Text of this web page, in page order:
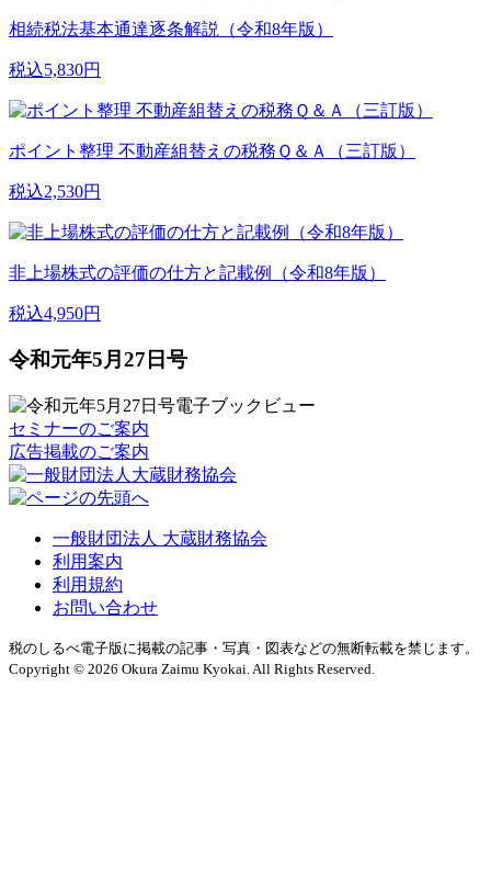
相続税法基本通達逐条解説（令和8年版）
税込5,830円
ポイント整理 不動産組替えの税務Ｑ＆Ａ（三訂版）
税込2,530円
非上場株式の評価の仕方と記載例（令和8年版）
税込4,950円
令和元年5月27日号
セミナーのご案内
広告掲載のご案内
一般財団法人 大蔵財務協会
利用案内
利用規約
お問い合わせ
税のしるべ電子版に掲載の記事・写真・図表などの無断転載を禁じます。
Copyright © 2026 Okura Zaimu Kyokai. All Rights Reserved.